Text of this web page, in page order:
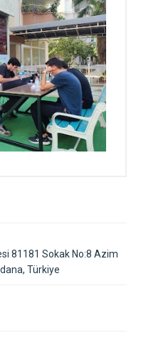
81181 Sokak No:8 Azim
Türkiye